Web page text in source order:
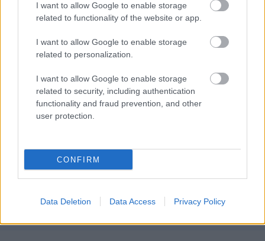
I want to allow Google to enable storage
related to functionality of the website or app.
I want to allow Google to enable storage
related to personalization.
I want to allow Google to enable storage
related to security, including authentication
functionality and fraud prevention, and other
user protection.
CONFIRM
Data Deletion Data Access Privacy Policy
Τουρισμός για Όλους 2026: Ποιοι
μπορούν να κάνουν αίτηση σήμερα –
Voucher έως 600 ευρώ
ΑΣΕΠ: Δύο νέοι γραπτοί διαγωνισμοί
για διορισμούς στο Δημόσιο
Προσλήψεις στο Αρχαιολογικό
Μουσείο Ηρακλείου χωρίς πτυχίο -